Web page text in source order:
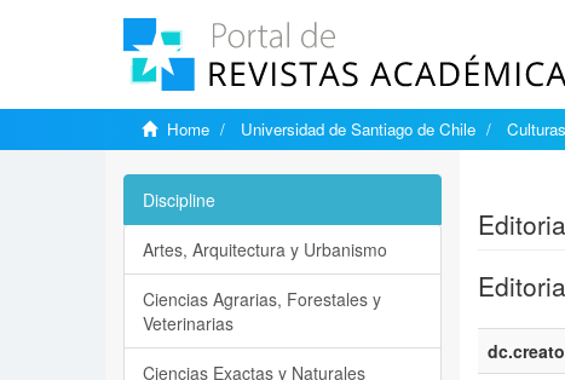
Home Universidad de Santiago de Chile
Discipline
Artes, Arquitectura y Urbanismo
Ciencias Agrarias, Forestales y
Veterinarias
Ciencias Exactas y Naturales